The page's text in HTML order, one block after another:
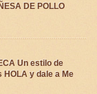
DE POLLO
Un estilo de
HOLA y dale a Me